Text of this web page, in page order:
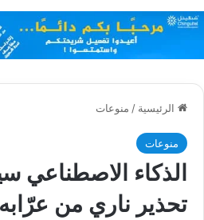
الرئيسية / منوعات
منوعات
الذكاء الاصطناعي